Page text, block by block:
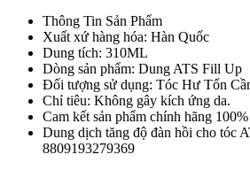
Thông Tin Sản Phẩm
Xuất xứ hàng hóa: Hàn Quốc
Dung tích: 310ML
Dòng sản phẩm: Dung ATS Fill Up
Đối tượng sử dụng: Tóc Hư Tổn
Chỉ tiêu: Không gây kích ứng da.
Cam kết sản phẩm chính hãng 100%
Dung dịch tăng độ đàn hồi cho tóc
8809193279369